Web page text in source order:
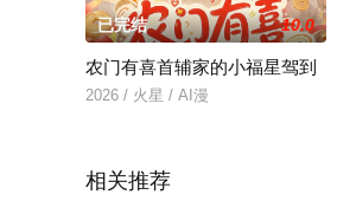
已完结 10.0
农门有喜首辅家的小福星驾到
2026 / 火星 / AI漫
相关推荐